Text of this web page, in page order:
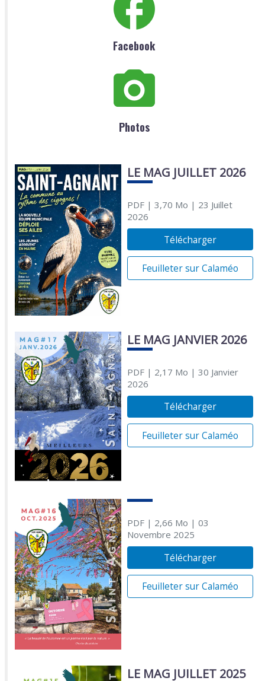
Facebook
Photos
LE MAG JUILLET 2026
PDF| 3,70 Mo | 23 Juillet
2026
Télécharger
Feuilleter sur Calaméo
LE MAG JANVIER 2026
PDF| 2,17 Mo | 30 Janvier
2026
Télécharger
Feuilleter sur Calaméo
PDF| 2,66 Mo | 03
Novembre 2025
Télécharger
Feuilleter sur Calaméo
LE MAG JUILLET 2025